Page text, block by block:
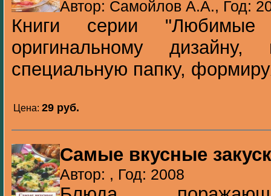
Автор: Самойлов А.А., Год:
Книги серии "Любимые
оригинальному
специальную папку,
Цена: 29 pуб.
Самые вкусные
Автор: , Год: 2008